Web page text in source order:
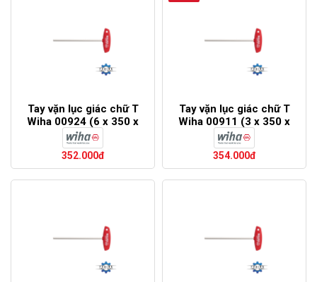
Tay vặn lục giác chữ T
Wiha 00924 (6 x 350 x
382)
352.000đ
Tay vặn lục giác chữ T
Wiha 00911 (3 x 350 x
382)
354.000đ